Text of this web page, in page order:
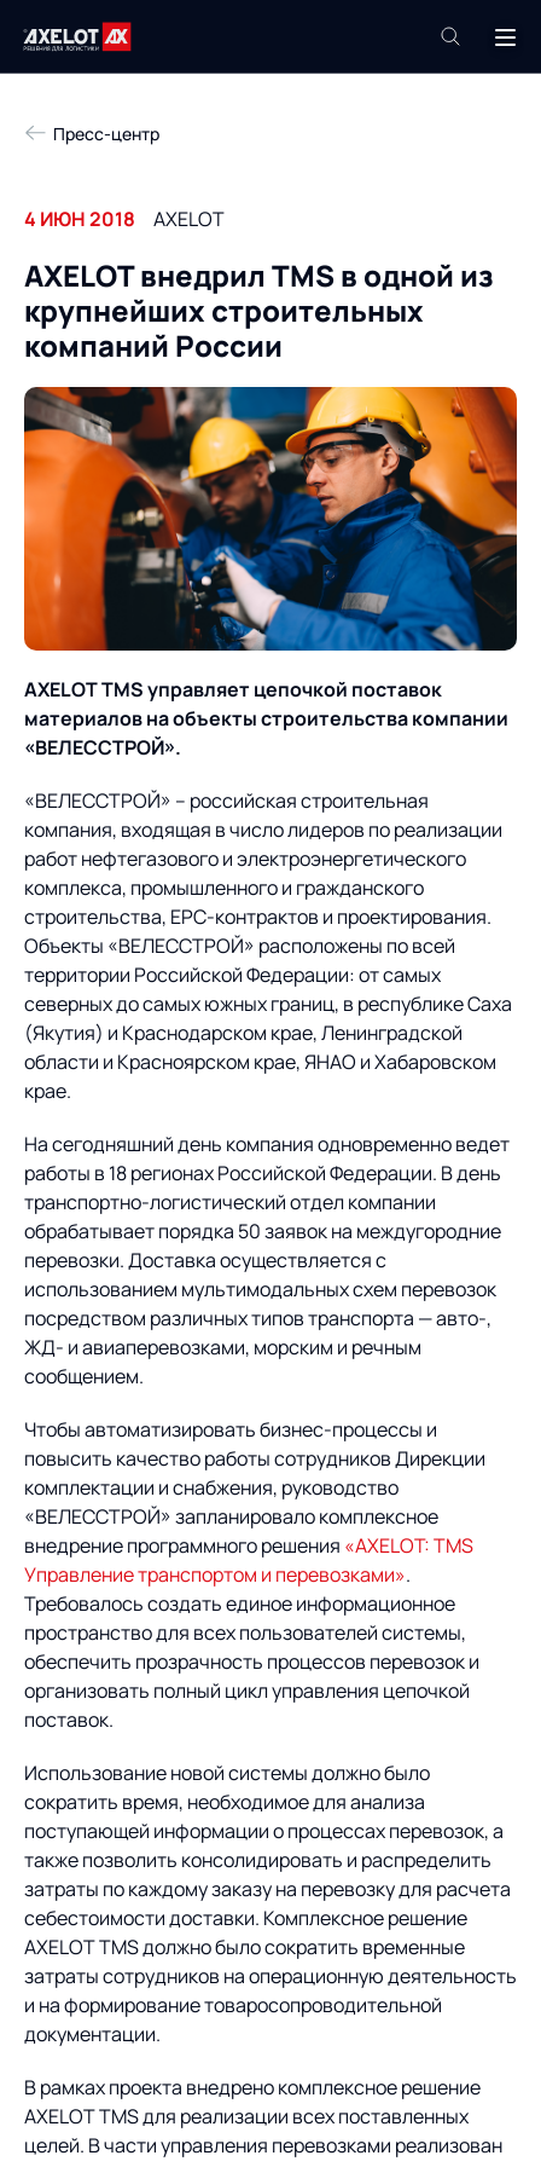
Техподдержка
Компания
Продукты
Роботизация
Академия
База знаний
Услуги
Пресс-центр
Проекты
Контакты
О компании
О компании
ИТ-аккредитация
Карьера
Партнеры
Импортозамещение
Продукты
поставок
Управление складами
Управление перевозками
и транспортным парком
Интегрированное
планирование
контейнерным
терминалом
поставок
Логистический
консалтинг
Роботизация
Оборудование для склада
AXELOT AI
Логистический
консалтинг
Автоматизация
процессов
Техническое оснащение
Постпроектное
сопровождение
Нетворкинг и обмен
Облачные сервисы
Формирование центров
компетенций
Пресс-центр
Новости
Мероприятия
СМИ о нас
Архив мероприятий
Проекты
Проекты
Контакты
Контакты
Академия
Предложение для
База знаний
База знаний
Пресс-центр
4 ИЮН 2018 AXELOT
AXELOT внедрил TMS в одной из
крупнейших строительных
компаний России
AXELOT TMS управляет цепочкой поставок
материалов на объекты строительства компании
«ВЕЛЕССТРОЙ».
«ВЕЛЕССТРОЙ» – российская строительная
компания, входящая в число лидеров по реализации
работ нефтегазового и электроэнергетического
комплекса, промышленного и гражданского
строительства, EPC-контрактов и проектирования.
Объекты «ВЕЛЕССТРОЙ» расположены по всей
территории Российской Федерации: от самых
северных до самых южных границ, в республике Саха
(Якутия) и Краснодарском крае, Ленинградской
области и Красноярском крае, ЯНАО и Хабаровском
крае.
На сегодняшний день компания одновременно ведет
работы в 18 регионах Российской Федерации. В день
транспортно-логистический отдел компании
обрабатывает порядка 50 заявок на междугородние
перевозки. Доставка осуществляется с
использованием мультимодальных схем перевозок
посредством различных типов транспорта — авто-,
ЖД- и авиаперевозками, морским и речным
сообщением.
Чтобы автоматизировать бизнес-процессы и
повысить качество работы сотрудников Дирекции
комплектации и снабжения, руководство
«ВЕЛЕССТРОЙ» запланировало комплексное
внедрение программного решения «AXELOT: TMS
Управление транспортом и перевозками».
Требовалось создать единое информационное
пространство для всех пользователей системы,
обеспечить прозрачность процессов перевозок и
организовать полный цикл управления цепочкой
поставок.
Использование новой системы должно было
сократить время, необходимое для анализа
поступающей информации о процессах перевозок, а
также позволить консолидировать и распределить
затраты по каждому заказу на перевозку для расчета
себестоимости доставки. Комплексное решение
AXELOT TMS должно было сократить временные
затраты сотрудников на операционную деятельность
и на формирование товаросопроводительной
документации.
В рамках проекта внедрено комплексное решение
AXELOT TMS для реализации всех поставленных
целей. В части управления перевозками реализован